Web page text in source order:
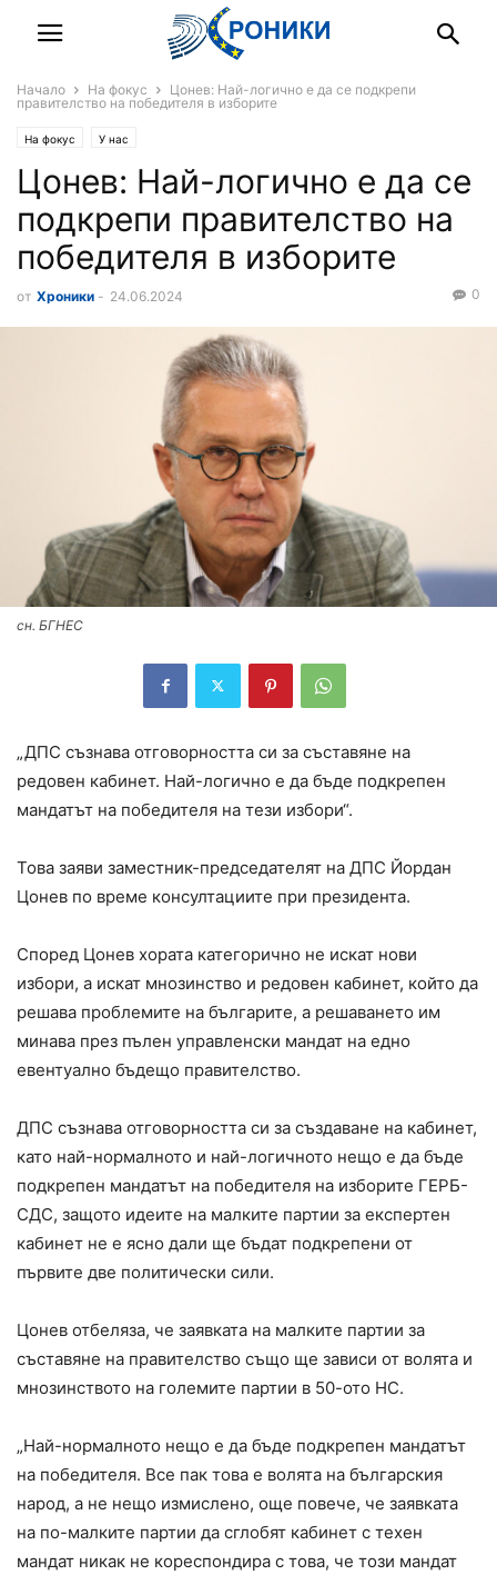
Начало На фокус
Цонев: Най-логично е да се подкрепи
правителство на победителя в изборите
На фокус У нас
Цонев: Най-логично е да се
подкрепи правителство на
победителя в изборите
от Хроники - 24.06.2024 0
сн. БГНЕС
„ДПС съзнава отговорността си за съставяне на
редовен кабинет. Най-логично е да бъде подкрепен
мандатът на победителя на тези избори“.
Това заяви заместник-председателят на ДПС Йордан
Цонев по време консултациите при президента.
Според Цонев хората категорично не искат нови
избори, а искат мнозинство и редовен кабинет, който да
решава проблемите на българите, а решаването им
минава през пълен управленски мандат на едно
евентуално бъдещо правителство.
ДПС съзнава отговорността си за създаване на кабинет,
като най-нормалното и най-логичното нещо е да бъде
подкрепен мандатът на победителя на изборите ГЕРБ-
СДС, защото идеите на малките партии за експертен
кабинет не е ясно дали ще бъдат подкрепени от
първите две политически сили.
Цонев отбеляза, че заявката на малките партии за
съставяне на правителство също ще зависи от волята и
мнозинството на големите партии в 50-ото НС.
„Най-нормалното нещо е да бъде подкрепен мандатът
на победителя. Все пак това е волята на българския
народ, а не нещо измислено, още повече, че заявката
на по-малките партии да сглобят кабинет с техен
мандат никак не кореспондира с това, че този мандат